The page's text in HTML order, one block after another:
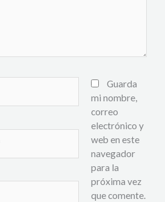
Guarda
mi nombre,
correo
electrónico y
web en este
navegador
para la
próxima vez
que comente.